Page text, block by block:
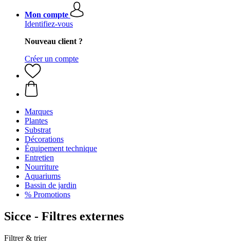
Mon compte
Identifiez-vous
Nouveau client ?
Créer un compte
Marques
Plantes
Substrat
Décorations
Équipement technique
Entretien
Nourriture
Aquariums
Bassin de jardin
% Promotions
Sicce - Filtres externes
Filtrer & trier